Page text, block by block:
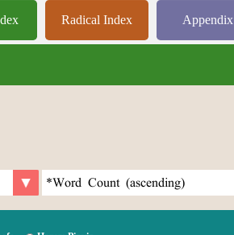
Radical Index Appendix